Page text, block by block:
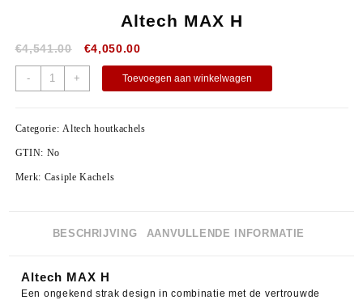
Altech MAX H
€4,541.00 €4,050.00
- + Toevoegen aan winkelwagen
Categorie: Altech houtkachels
GTIN: No
Merk: Casiple Kachels
BESCHRIJVING AANVULLENDE INFORMATIE
Altech MAX H
Een ongekend strak design in combinatie met de vertrouwde